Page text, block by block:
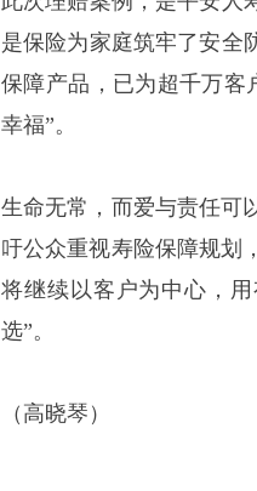
是保险为家庭筑牢了安全
保障产品，已为超千万客
幸福”。
生命无常，而爱与责任可
吁公众重视寿险保障规划
将继续以客户为中心，
选”。
（高晓琴）